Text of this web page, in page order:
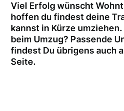
Viel Erfolg wünscht
hoffen du findest deine
kannst in Kürze
beim Umzug? Passende
findest Du übrigens auch
Seite.